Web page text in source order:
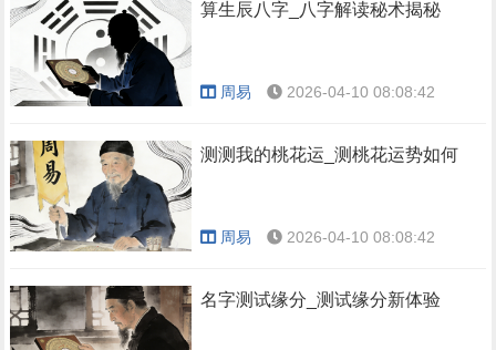
算生辰八字_八字解读秘术揭秘
周易 2026-04-10 08:08:42
测测我的桃花运_测桃花运势如何
周易 2026-04-10 08:08:42
名字测试缘分_测试缘分新体验